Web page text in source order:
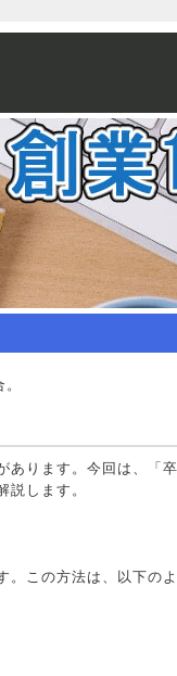
あります。今回は、「
します。
。この方法は、以下の